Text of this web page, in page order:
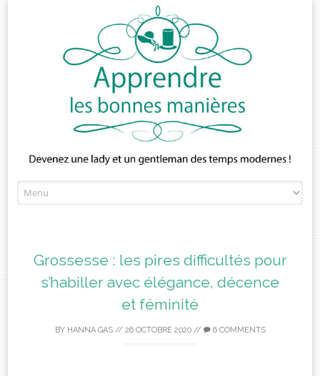
to
Grossesse : les pires difficultés pour
s’habiller avec élégance, décence
et féminité
BY HANNA GAS// 26 OCTOBRE 2020// 6 COMMENTS